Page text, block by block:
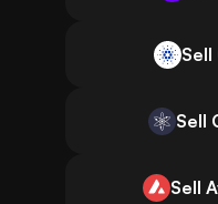
Sell
Sell
Sell